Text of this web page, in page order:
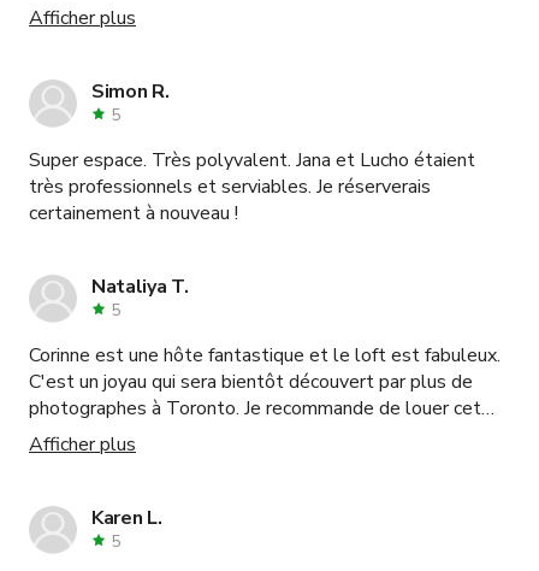
d'espace pour que la maquilleuse, le photographe, le
styliste et le modèle aient leurs propres zones. C'était
désinfectant pour les mains et des produits de
nettoyage étaient fournis. Nous réserverons
Afficher plus
Simon R.
5
Super espace. Très polyvalent. Jana et Lucho étaient
très professionnels et serviables. Je réserverais
certainement à nouveau !
Nataliya T.
5
Corinne est une hôte fantastique et le loft est fabuleux.
C'est un joyau qui sera bientôt découvert par plus de
photographes à Toronto. Je recommande de louer cet
endroit et je l'utiliserai certainement à nouveau pour de
futures séances photo.
Afficher plus
Karen L.
5